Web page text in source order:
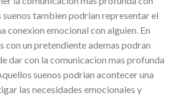
suenos tambien podri­an representar el
conexion emocional con alguien. En
con un pretendiente ademas podran
dar con la comunicacion mas profunda
suenos podri­an acontecer una
las necesidades emocionales y